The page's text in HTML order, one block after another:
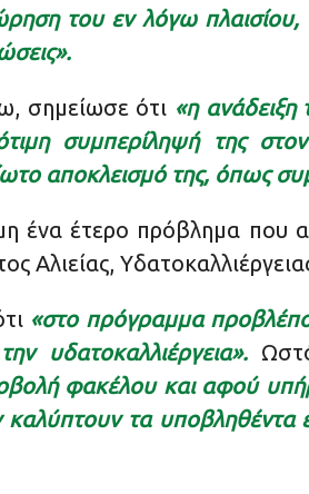
του εν λόγω
σημείωσε ότι «η ανάδειξη
συμπερίληψή της
αποκλεισμό της, όπως
ένα έτερο πρόβλημα που
Αλιείας,
«στο πρόγραμμα
υδατοκαλλιέργεια».
φακέλου και αφού
καλύπτουν τα